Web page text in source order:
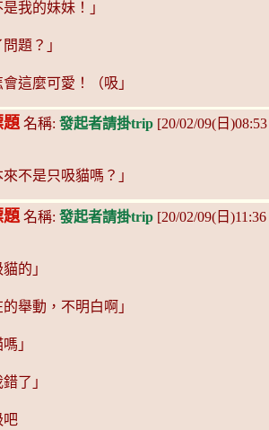
是我的妹妹！」
題？」
會這麼可愛！（吸」
題 名稱: 發起者請掛trip [20/02/09(日
來不是只吸貓嗎？」
題 名稱: 發起者請掛trip [20/02/09(日
的」
的舉動，不明白啊」
」
了」
吧